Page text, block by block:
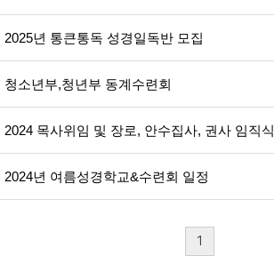
2025년 통큰통독 성경일독반 모집
청소년부,청년부 동계수련회
2024 목사위임 및 장로, 안수집사, 권사 임직식
2024년 여름성경학교&수련회 일정
1